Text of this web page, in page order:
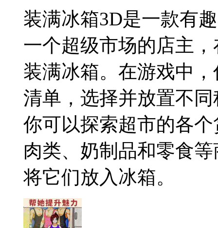
装满冰箱3D是一款有
一个超级市场的店主
装满冰箱。在游戏中
清单，选择并放置不
你可以探索超市的各
肉类、奶制品和零食
将它们放入冰箱。